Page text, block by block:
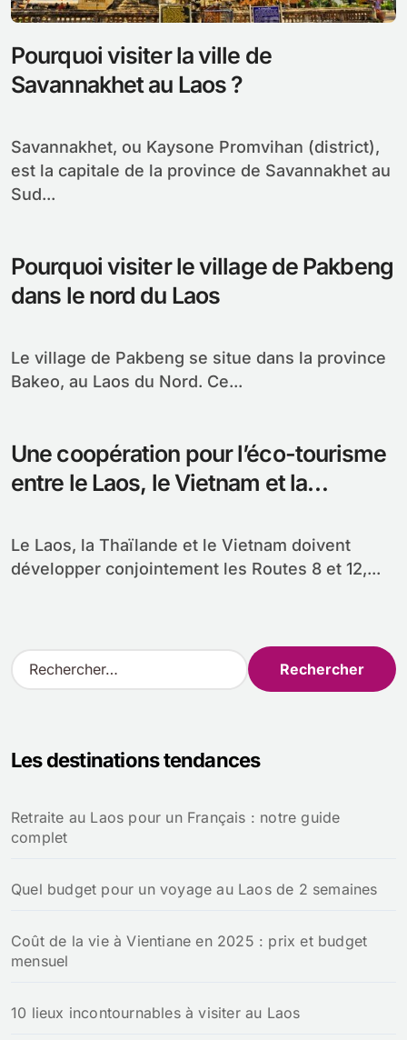
Pourquoi visiter la ville de
Savannakhet au Laos ?
Savannakhet, ou Kaysone Promvihan (district),
est la capitale de la province de Savannakhet au
Sud...
Pourquoi visiter le village de Pakbeng
dans le nord du Laos
Le village de Pakbeng se situe dans la province
Bakeo, au Laos du Nord. Ce...
Une coopération pour l’éco-tourisme
entre le Laos, le Vietnam et la
Le Laos, la Thaïlande et le Vietnam doivent
développer conjointement les Routes 8 et 12,...
R
e
r
e
r
Les destinations tendances
Retraite au Laos pour un Français : notre guide
complet
Quel budget pour un voyage au Laos de 2 semaines
Coût de la vie à Vientiane en 2025 : prix et budget
mensuel
10 lieux incontournables à visiter au Laos